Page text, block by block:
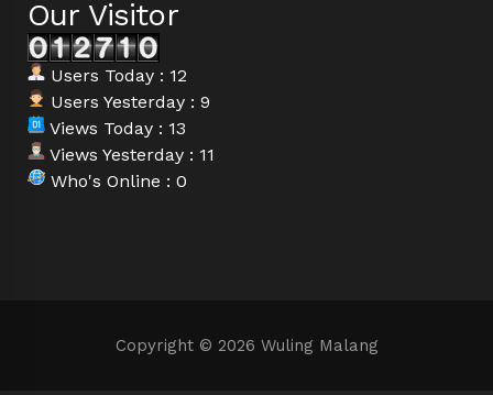
Our Visitor
Users Today : 12
Users Yesterday : 9
Views Today : 13
Views Yesterday : 11
Who's Online : 0
Copyright © 2026 Wuling Malang